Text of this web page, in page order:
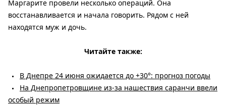
Маргарите провели несколько операций. Она
восстанавливается и начала говорить. Рядом с ней
находятся муж и дочь.
Читайте также:
В Днепре 24 июня ожидается до +30°: прогноз погоды
На Днепропетровщине из-за нашествия саранчи ввели
особый режим